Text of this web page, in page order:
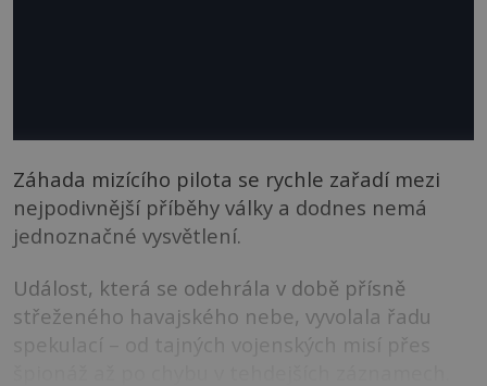
Záhada mizícího pilota se rychle zařadí mezi
nejpodivnější příběhy války a dodnes nemá
jednoznačné vysvětlení.
Událost, která se odehrála v době přísně
střeženého havajského nebe, vyvolala řadu
spekulací – od tajných vojenských misí přes